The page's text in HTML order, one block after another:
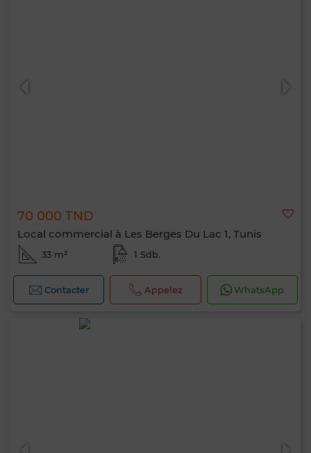
70 000 TND
Local commercial à Les Berges Du Lac 1, Tunis
33 m² 1 Sdb.
Contacter Appelez WhatsApp